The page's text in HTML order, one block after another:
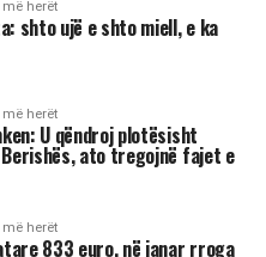
të zodiakut
xhelozi, për
ose nevojës së